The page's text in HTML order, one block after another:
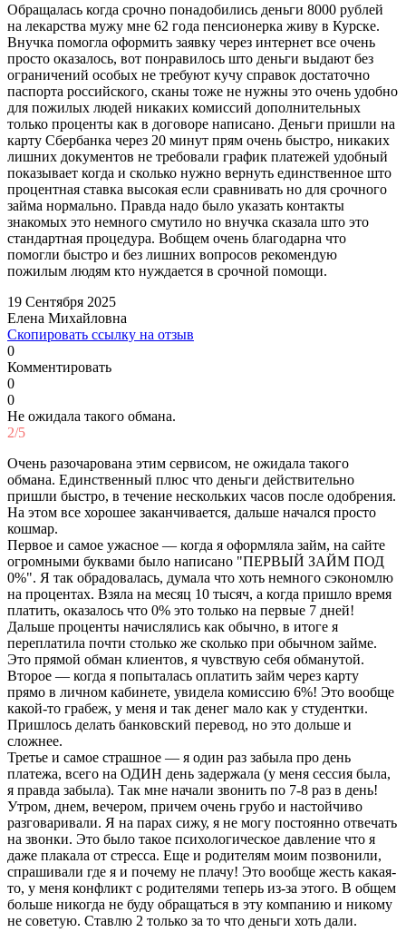
Обращалась когда срочно понадобились деньги 8000 рублей
на лекарства мужу мне 62 года пенсионерка живу в Курске.
Внучка помогла оформить заявку через интернет все очень
просто оказалось, вот понравилось што деньги выдают без
ограничений особых не требуют кучу справок достаточно
паспорта российского, сканы тоже не нужны это очень удобно
для пожилых людей никаких комиссий дополнительных
только проценты как в договоре написано. Деньги пришли на
карту Сбербанка через 20 минут прям очень быстро, никаких
лишних документов не требовали график платежей удобный
показывает когда и сколько нужно вернуть единственное што
процентная ставка высокая если сравнивать но для срочного
займа нормально. Правда надо было указать контакты
знакомых это немного смутило но внучка сказала што это
стандартная процедура. Вобщем очень благодарна что
помогли быстро и без лишних вопросов рекомендую
пожилым людям кто нуждается в срочной помощи.
19 Сентября 2025
Елена Михайловна
Скопировать ссылку на отзыв
0
Комментировать
0
0
Не ожидала такого обмана.
2/5
Очень разочарована этим сервисом, не ожидала такого
обмана. Единственный плюс что деньги действительно
пришли быстро, в течение нескольких часов после одобрения.
На этом все хорошее заканчивается, дальше начался просто
кошмар.
Первое и самое ужасное — когда я оформляла займ, на сайте
огромными буквами было написано "ПЕРВЫЙ ЗАЙМ ПОД
0%". Я так обрадовалась, думала что хоть немного сэкономлю
на процентах. Взяла на месяц 10 тысяч, а когда пришло время
платить, оказалось что 0% это только на первые 7 дней!
Дальше проценты начислялись как обычно, в итоге я
переплатила почти столько же сколько при обычном займе.
Это прямой обман клиентов, я чувствую себя обманутой.
Второе — когда я попыталась оплатить займ через карту
прямо в личном кабинете, увидела комиссию 6%! Это вообще
какой-то грабеж, у меня и так денег мало как у студентки.
Пришлось делать банковский перевод, но это дольше и
сложнее.
Третье и самое страшное — я один раз забыла про день
платежа, всего на ОДИН день задержала (у меня сессия была,
я правда забыла). Так мне начали звонить по 7-8 раз в день!
Утром, днем, вечером, причем очень грубо и настойчиво
разговаривали. Я на парах сижу, я не могу постоянно отвечать
на звонки. Это было такое психологическое давление что я
даже плакала от стресса. Еще и родителям моим позвонили,
спрашивали где я и почему не плачу! Это вообще жесть какая-
то, у меня конфликт с родителями теперь из-за этого. В общем
больше никогда не буду обращаться в эту компанию и никому
не советую. Ставлю 2 только за то что деньги хоть дали.